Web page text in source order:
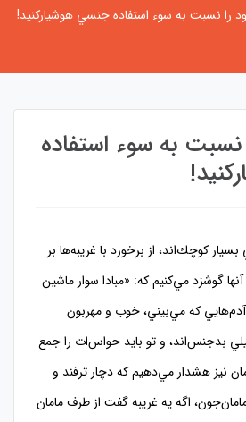
را نسبت به سوء استفاده جنسي هوشياركنيد!
به سوء استفاده
بسيار كوچك‌اند، از برخورد با غريبه‌ها بر
گوشزد مي‌كنيم كه: «مبادا سوار ماشين
كه مي‌بيني، خوب و مهربون
بدجنس‌اند، و تو بايد حواس‌ات را جمع
نيز هشدار مي‌دهيم كه دچار ترفند و
اگه يه غريبه گفت از طرف مامان